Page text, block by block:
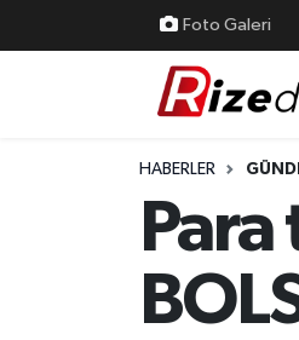
Foto Galeri
HABERLER
Yurttan Haberler
Ekonomi
Rize Nöbetçi Eczaneler
Rize Trafik Yoğunluk
Süper Lig Puan Durumu